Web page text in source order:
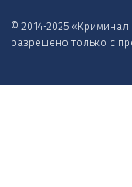
© 2014-2025
разрешено только с